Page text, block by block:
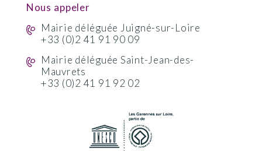
Nous appeler
Mairie déléguée Juigné-sur-Loire
+33 (0)2 41 91 90 09
Mairie déléguée Saint-Jean-des-
Mauvrets
+33 (0)2 41 91 92 02